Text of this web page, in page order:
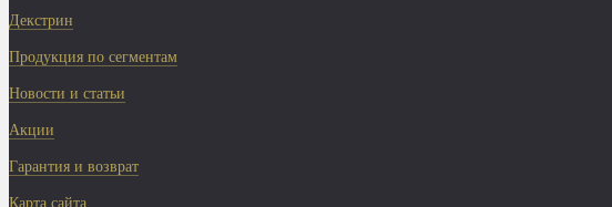
Декстрин
Продукция по сегментам
Новости и статьи
Акции
Гарантия и возврат
Карта сайта